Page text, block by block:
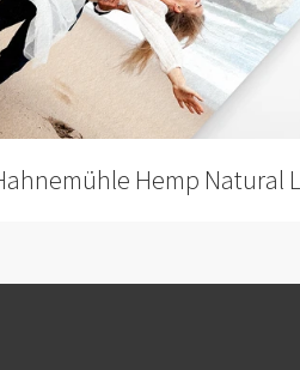
Hemp Natural